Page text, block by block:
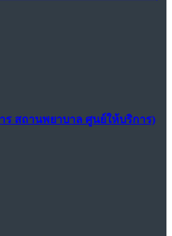
สถานพยาบาล ศูนย์ให้บริการ)